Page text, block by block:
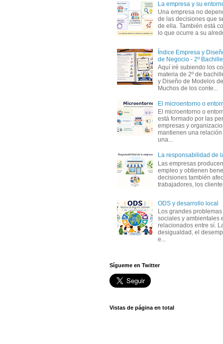
La empresa y su
Una empresa no
de las decisiones que
de ella. También está
lo que ocurre a su
Índice Empresa y
de Negocio - 2º
Aquí iré subiendo los
materia de 2º de
y Diseño de Modelos
Muchos de los conte...
El microentorno o
El microentorno o
está formado por las
empresas y
mantienen una
una...
La responsabilidad de
Las empresas
empleo y obtienen
decisiones también
trabajadores, los
ODS y desarrollo local
Los grandes
sociales y ambientales
relacionados entre sí.
desigualdad, el
e...
Sígueme en Twitter
Vistas de página en total